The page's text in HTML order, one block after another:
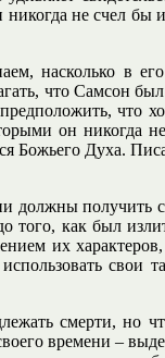
не счел
насколько в его
что Самсон
что
он никогда
Божьего Духа.
получить
того, как был
их
свои
смерти, но
времени –